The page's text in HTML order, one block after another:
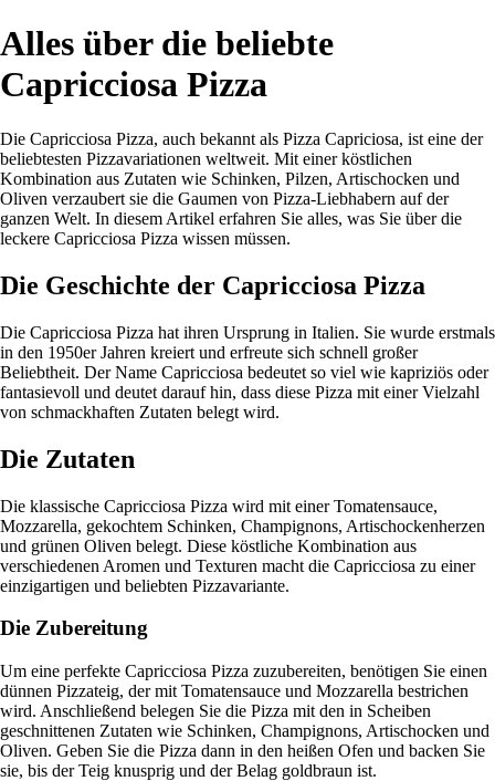
Alles über die beliebte
Capricciosa Pizza
Die Capricciosa Pizza, auch bekannt als Pizza Capriciosa, ist eine der
beliebtesten Pizzavariationen weltweit. Mit einer köstlichen
Kombination aus Zutaten wie Schinken, Pilzen, Artischocken und
Oliven verzaubert sie die Gaumen von Pizza-Liebhabern auf der
ganzen Welt. In diesem Artikel erfahren Sie alles, was Sie über die
leckere Capricciosa Pizza wissen müssen.
Die Geschichte der Capricciosa Pizza
Die Capricciosa Pizza hat ihren Ursprung in Italien. Sie wurde erstmals
in den 1950er Jahren kreiert und erfreute sich schnell großer
Beliebtheit. Der Name Capricciosa bedeutet so viel wie kapriziös oder
fantasievoll und deutet darauf hin, dass diese Pizza mit einer Vielzahl
von schmackhaften Zutaten belegt wird.
Die Zutaten
Die klassische Capricciosa Pizza wird mit einer Tomatensauce,
Mozzarella, gekochtem Schinken, Champignons, Artischockenherzen
und grünen Oliven belegt. Diese köstliche Kombination aus
verschiedenen Aromen und Texturen macht die Capricciosa zu einer
einzigartigen und beliebten Pizzavariante.
Die Zubereitung
Um eine perfekte Capricciosa Pizza zuzubereiten, benötigen Sie einen
dünnen Pizzateig, der mit Tomatensauce und Mozzarella bestrichen
wird. Anschließend belegen Sie die Pizza mit den in Scheiben
geschnittenen Zutaten wie Schinken, Champignons, Artischocken und
Oliven. Geben Sie die Pizza dann in den heißen Ofen und backen Sie
sie, bis der Teig knusprig und der Belag goldbraun ist.